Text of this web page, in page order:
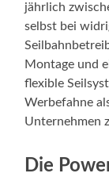
jährlich
selbst bei
Montage und
flexible
Werbefahne
Unternehmen
Die